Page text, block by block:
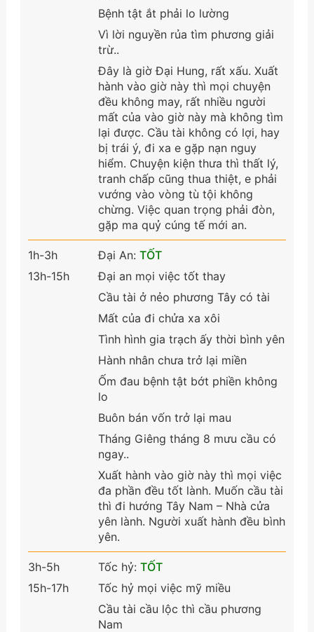
Bệnh tật ắt phải lo lường
Vì lời nguyền rủa tìm phương giải
trừ..
Đây là giờ Đại Hung, rất xấu. Xuất
hành vào giờ này thì mọi chuyện
đều không may, rất nhiều người
mất của vào giờ này mà không tìm
lại được. Cầu tài không có lợi, hay
bị trái ý, đi xa e gặp nạn nguy
hiểm. Chuyện kiện thưa thì thất lý,
tranh chấp cũng thua thiệt, e phải
vướng vào vòng tù tội không
chừng. Việc quan trọng phải đòn,
gặp ma quỷ cúng tế mới an.
1h-3h
13h-15h
Đại An: TỐT
Đại an mọi việc tốt thay
Cầu tài ở nẻo phương Tây có tài
Mất của đi chửa xa xôi
Tình hình gia trạch ấy thời bình yên
Hành nhân chưa trở lại miền
Ốm đau bệnh tật bớt phiền không
lo
Buôn bán vốn trở lại mau
Tháng Giêng tháng 8 mưu cầu có
ngay..
Xuất hành vào giờ này thì mọi việc
đa phần đều tốt lành. Muốn cầu tài
thì đi hướng Tây Nam – Nhà cửa
yên lành. Người xuất hành đều bình
yên.
3h-5h
15h-17h
Tốc hỷ: TỐT
Tốc hỷ mọi việc mỹ miều
Cầu tài cầu lộc thì cầu phương
Nam